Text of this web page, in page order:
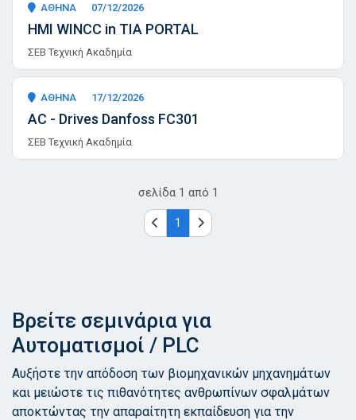
ΑΘΗΝΑ 07/12/2026
HMI WINCC in TIA PORTAL
ΣΕΒ Τεχνική Ακαδημία
ΑΘΗΝΑ 17/12/2026
AC - Drives Danfoss FC301
ΣΕΒ Τεχνική Ακαδημία
σελίδα 1 από 1
1
Βρείτε σεμινάρια για
Αυτοματισμοί / PLC
Αυξήστε την απόδοση των βιομηχανικών μηχανημάτων
και μειώστε τις πιθανότητες ανθρωπίνων σφαλμάτων
αποκτώντας την απαραίτητη εκπαίδευση για την